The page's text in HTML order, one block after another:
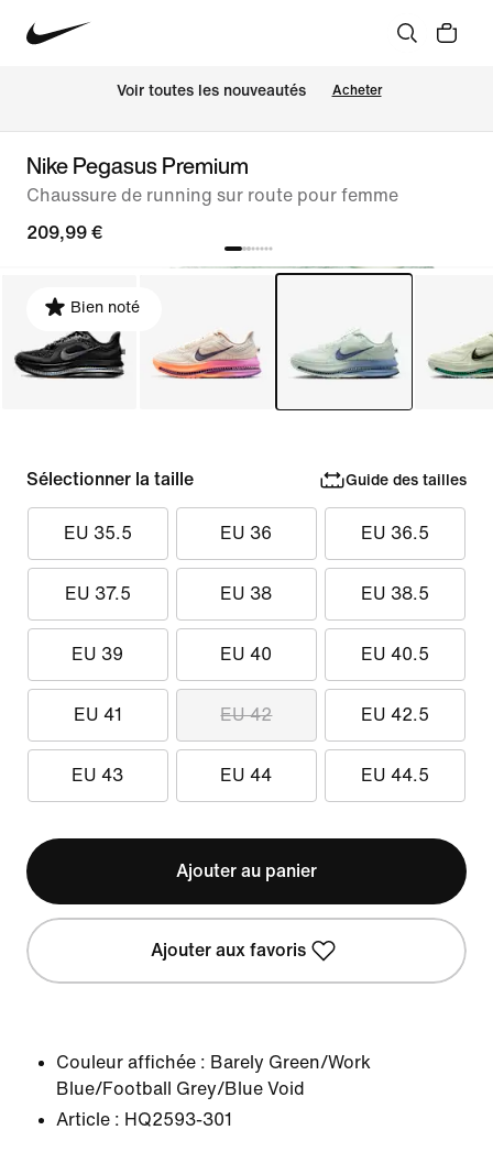
Voir toutes les nouveautés Acheter
Nike Pegasus Premium
Chaussure de running sur route pour femme
209,99 €
Bien noté
Sélectionner la taille Guide des tailles
EU 35.5 EU 36 EU 36.5
EU 37.5 EU 38 EU 38.5
EU 39 EU 40 EU 40.5
EU 41 EU 42 EU 42.5
EU 43 EU 44 EU 44.5
Ajouter au panier
Ajouter aux favoris
Couleur affichée : Barely Green/Work
Blue/Football Grey/Blue Void
Article : HQ2593-301